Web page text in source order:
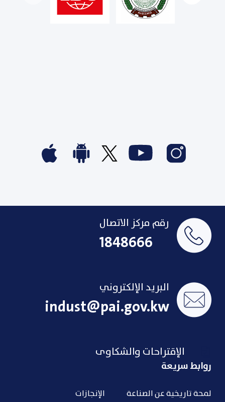
رقم مركز الاتصال
1848666
البريد الإلكتروني
indust@pai.gov.kw
الإقتراحات والشكاوى
روابط سريعة
لمحة تاريخية عن الصناعة الإنجازات